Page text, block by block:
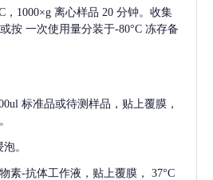
，1000×g 离心样品 20 分钟。收集
按 一次使用量分装于-80°C 冻存备
标准品或待测样品，贴上覆膜，
。
素-抗体工作液，贴上覆膜， 37°C